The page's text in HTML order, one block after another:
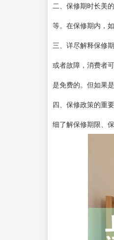
二、保修期时长美
等。在保修期内，
三、详尽解释保修
或者故障，消费者
是免费的。但如果
四、保修政策的重
细了解保修期限、